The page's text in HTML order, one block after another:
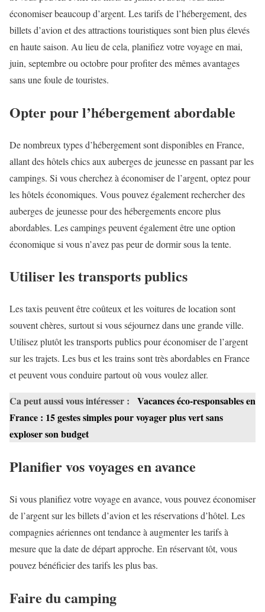
économiser beaucoup d’argent. Les tarifs de l’hébergement, des
billets d’avion et des attractions touristiques sont bien plus élevés
en haute saison. Au lieu de cela, planifiez votre voyage en mai,
juin, septembre ou octobre pour profiter des mêmes avantages
sans une foule de touristes.
Opter pour l’hébergement abordable
De nombreux types d’hébergement sont disponibles en France,
allant des hôtels chics aux auberges de jeunesse en passant par les
campings. Si vous cherchez à économiser de l’argent, optez pour
les hôtels économiques. Vous pouvez également rechercher des
auberges de jeunesse pour des hébergements encore plus
abordables. Les campings peuvent également être une option
économique si vous n’avez pas peur de dormir sous la tente.
Utiliser les transports publics
Les taxis peuvent être coûteux et les voitures de location sont
souvent chères, surtout si vous séjournez dans une grande ville.
Utilisez plutôt les transports publics pour économiser de l’argent
sur les trajets. Les bus et les trains sont très abordables en France
et peuvent vous conduire partout où vous voulez aller.
Ca peut aussi vous intéresser :
Vacances éco-responsables en
France : 15 gestes simples pour voyager plus vert sans
exploser son budget
Planifier vos voyages en avance
Si vous planifiez votre voyage en avance, vous pouvez économiser
de l’argent sur les billets d’avion et les réservations d’hôtel. Les
compagnies aériennes ont tendance à augmenter les tarifs à
mesure que la date de départ approche. En réservant tôt, vous
pouvez bénéficier des tarifs les plus bas.
Faire du camping